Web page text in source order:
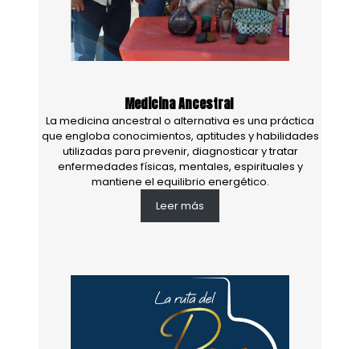
Medicina Ancestral
La medicina ancestral o alternativa es una práctica
que engloba conocimientos, aptitudes y habilidades
utilizadas para prevenir, diagnosticar y tratar
enfermedades físicas, mentales, espirituales y
mantiene el equilibrio energético.
Leer más